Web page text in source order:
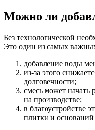
Можно ли
Без технологической
Это один из самых
добавление воды
из-за этого
долговечности;
смесь может начать
на производстве;
в благоустройстве
плитки и